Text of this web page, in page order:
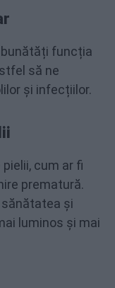
funcția
să ne
și infecțiilor.
cum ar fi
prematură.
și
luminos și mai